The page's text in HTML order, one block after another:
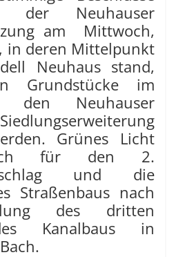
Neuhauser
am Mittwoch,
in deren Mittelpunkt
Neuhaus stand,
Grundstücke im
den Neuhauser
Grünes Licht
für den 2.
und die
Straßenbaus nach
des dritten
Kanalbaus in